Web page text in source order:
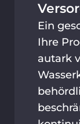
Ein
Ihre
autark